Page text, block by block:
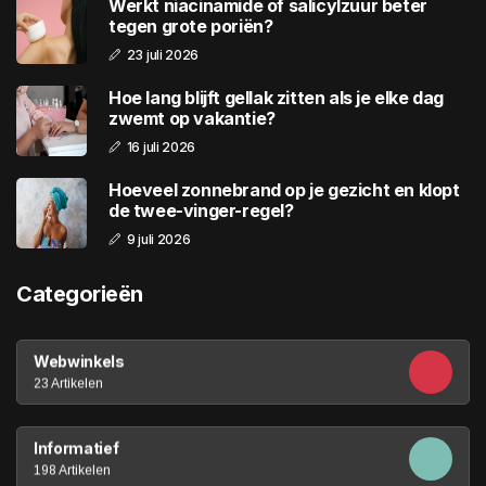
Werkt niacinamide of salicylzuur beter
tegen grote poriën?
23 juli 2026
Hoe lang blijft gellak zitten als je elke dag
zwemt op vakantie?
16 juli 2026
Hoeveel zonnebrand op je gezicht en klopt
de twee-vinger-regel?
9 juli 2026
Categorieën
Webwinkels
23 Artikelen
Informatief
198 Artikelen